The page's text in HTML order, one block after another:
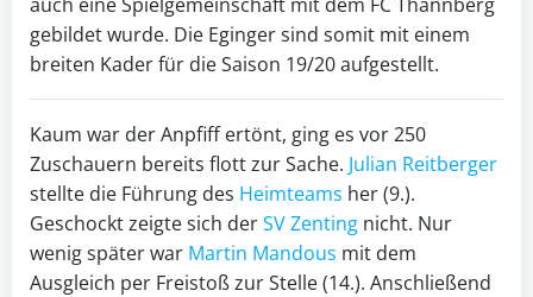
gebildet wurde. Die Eginger sind somit mit einem
breiten Kader für die Saison 19/20 aufgestellt.
Kaum war der Anpfiff ertönt, ging es vor 250
Zuschauern bereits flott zur Sache. Julian Reitberger
stellte die Führung des Heimteams her (9.).
Geschockt zeigte sich derSV Zenting nicht. Nur
wenig später war Martin Mandous mit dem
Ausgleich per Freistoß zur Stelle (14.). Anschließend